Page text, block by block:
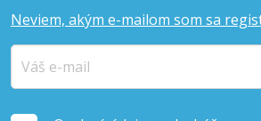
Neviem, akým e-mailom som sa